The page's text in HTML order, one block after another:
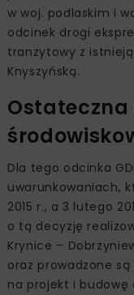
w woj. podlaskim i
odcinek drogi
tranzytowy z
Knyszyńską.
Ostateczna
Dla tego odcinka
uwarunkowaniach,
2015 r., a 3 lutego
o tą decyzję
Krynice –
oraz prowadzone
na projekt i budowę